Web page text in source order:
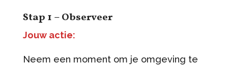
Stap 1 – Observeer
Jouw actie:
Neem een moment om je omgeving te